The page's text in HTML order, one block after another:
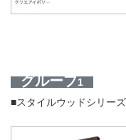
グループ1
■スタイルウッドシリーズ